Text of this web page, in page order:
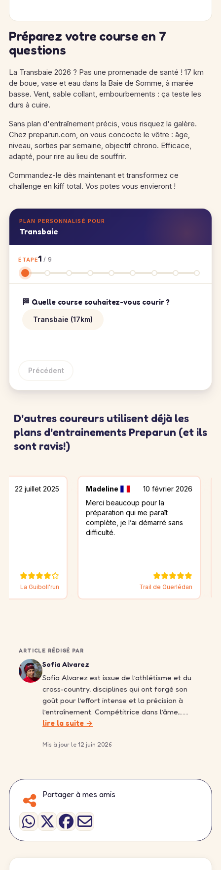
Préparez votre course en 7
questions
La Transbaie 2026 ? Pas une promenade de santé ! 17 km
de boue, vase et eau dans la Baie de Somme, à marée
basse. Vent, sable collant, embourbements : ça teste les
durs à cuire.
Sans plan d'entraînement précis, vous risquez la galère.
Chez preparun.com, on vous concocte le vôtre : âge,
niveau, sorties par semaine, objectif chrono. Efficace,
adapté, pour rire au lieu de souffrir.
Commandez-le dès maintenant et transformez ce
challenge en kiff total. Vos potes vous envieront !
PLAN PERSONNALISÉ POUR
Transbaie
ÉTAPE1 / 9
🏁 Quelle course souhaitez-vous courir ?
Transbaie (17km)
Précédent
D'autres coureurs utilisent déjà les
plans d'entrainements Preparun (et ils
sont ravis!)
2025 Madeline
10 février 2026
Merci beaucoup pour la
préparation qui me paraît
complète, je l’ai démarré sans
Trail de Guerlédan
Olivier
ARTICLE RÉDIGÉ PAR
Sofia Alvarez
Sofia Alvarez est issue de l’athlétisme et du
cross-country, disciplines qui ont forgé son
goût pour l’effort intense et la précision à
l’entraînement. Compétitrice dans l’âme,……
lire la suite →
Mis à jour le 12 juin 2026
Partager à mes amis